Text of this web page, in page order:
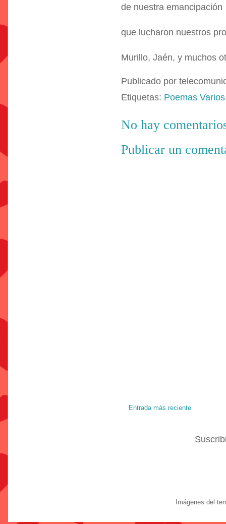
de nuestra emancipación
que lucharon nuestros
Murillo, Jaén, y muchos
Publicado por
Etiquetas: Poemas Varios
No hay
Publicar un
Entrada más reciente
Imágenes del